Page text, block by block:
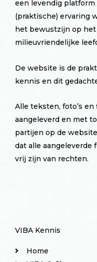
een levendig platform
(praktische) ervaring
het bewustzijn op
milieuvriendelijke
De website is de
kennis en dit
Alle teksten, foto’s
aangeleverd en met
partijen op de
dat alle aangeleverde
vrij zijn van rechten.
VIBA Kennis
Home